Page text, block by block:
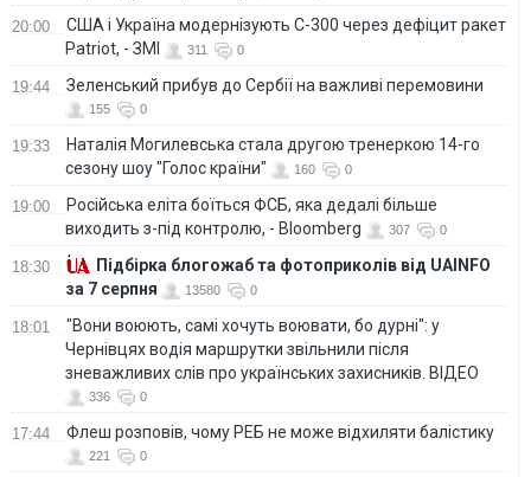
20:00
США і Україна модернізують С-300 через дефіцит ракет
Patriot, - ЗМІ
311 0
19:44 Зеленський прибув до Сербії на важливі перемовини
155 0
19:33
Наталія Могилевська стала другою тренеркою 14-го
сезону шоу "Голос країни"
160 0
19:00
Російська еліта боїться ФСБ, яка дедалі більше
виходить з-під контролю, - Bloomberg
307 0
18:30
Підбірка блогожаб та фотоприколів від UAINFO
за 7 серпня
13580 0
18:01
"Вони воюють, самі хочуть воювати, бо дурні": у
Чернівцях водія маршрутки звільнили після
зневажливих слів про українських захисників. ВІДЕО
336 0
17:44 Флеш розповів, чому РЕБ не може відхиляти балістику
221 0